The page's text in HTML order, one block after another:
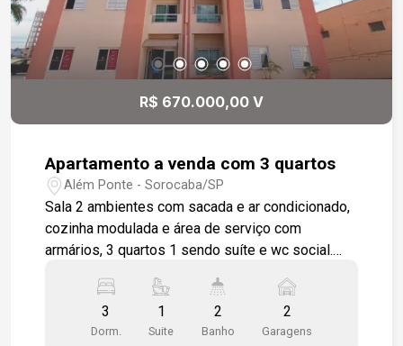
R$ 670.000,00 V
Apartamento a venda com 3 quartos
Além Ponte - Sorocaba/SP
Sala 2 ambientes com sacada e ar condicionado,
cozinha modulada e área de serviço com
armários, 3 quartos 1 sendo suíte e wc social.
descobertas. Condomínio com piscina adulto e
infantil, quadra, playground e salão de festas.
Localizado em Avenida com estrutura completa
3
Dorm.
1
Suite
2
Banho
2
Garagens